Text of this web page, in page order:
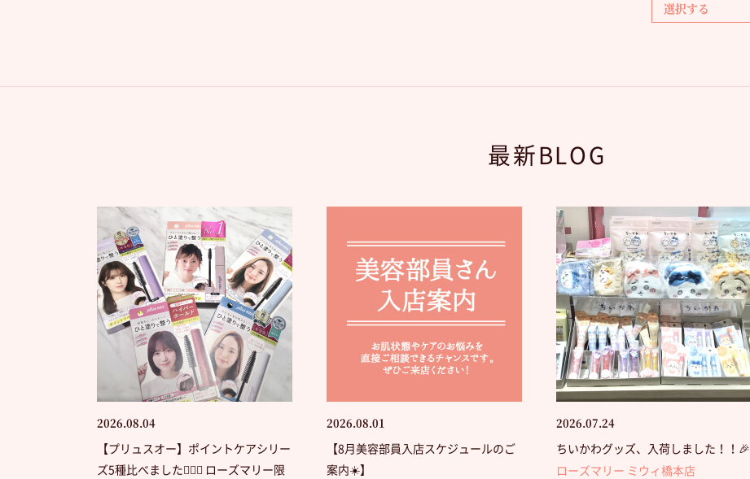
最新BLOG
2026.08.04
【プリュスオー】ポイントケアシリー
ズ5種比べました💁🏻‍♀️ ローズマリー限
2026.08.01
【8月美容部員入店スケジュールのご
案内☀️】
2026.07.24
ちいかわグッズ、入荷しました！！🎉
ローズマリー ミウィ橋本店